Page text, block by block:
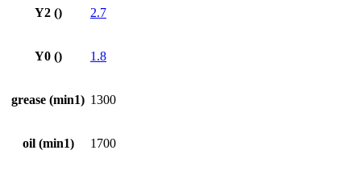
Y2 () 2.7
Y0 () 1.8
grease (min1) 1300
oil (min1) 1700